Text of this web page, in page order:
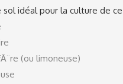
idéal pour la culture de
(ou limoneuse)